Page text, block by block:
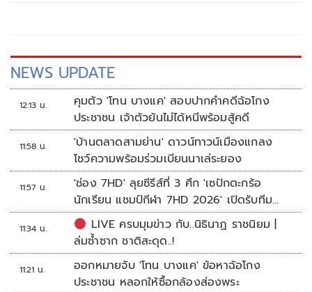
NEWS UPDATE
12:13 น.
คุมตัว 'โทน บางแค' สอบปากคำคดีฉ้อโกง
ประชาชน เจ้าตัวยันไม่ได้หนีพร้อมสู้คดี
11:58 น.
'บ้านตลาดสามย่าน' ดาวน์ทาวน์เมืองแกลง
โชว์ความพร้อมร่วมเบียนนาเล่ระยอง
11:57 น.
'ช่อง 7HD' ลุยซีรีส์ที่ 3 ศึก 'เซปักตะกร้อ
นักเรียน แชมป์กีฬา 7HD 2026' เปิดรับทีม
หญิงครั้งแรก
11:34 น.
LIVE ครบมุมข่าว กับ..นิธินาฏ ราชนิยม |
ล่มซ้ำซาก ชาติสะดุด..!
11:21 น.
ออกหมายจับ 'โทน บางแค' ข้อหาฉ้อโกง
ประชาชน หลอกให้ซื้อกล้องส่องพระ